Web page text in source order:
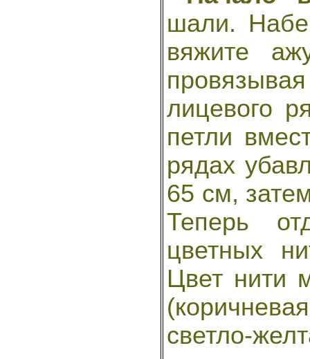
шали.
вяжите
лицевого
петли
рядах
65 см,
Теперь
цветных
Цвет нити
светло-